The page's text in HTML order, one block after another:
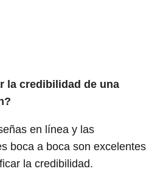
la credibilidad de una
en línea y las
boca a boca son excelentes
la credibilidad.